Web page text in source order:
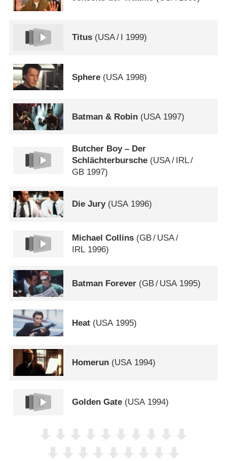
Titus (USA/ 1999)
Sphere (USA 1998)
Batman & Robin (USA 1997)
Butcher Boy – Der
Schlächterbursche (USA/ IRL/
GB 1997)
Die Jury(USA1996)
Michael Collins (GB/ USA/
IRL 1996)
Batman Forever (GB/ USA1995)
Heat (USA1995)
Homerun (USA1994)
Golden Gate (USA1994)